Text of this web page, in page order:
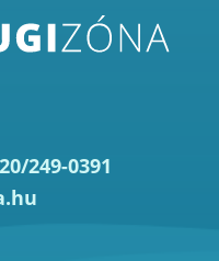
249-0391